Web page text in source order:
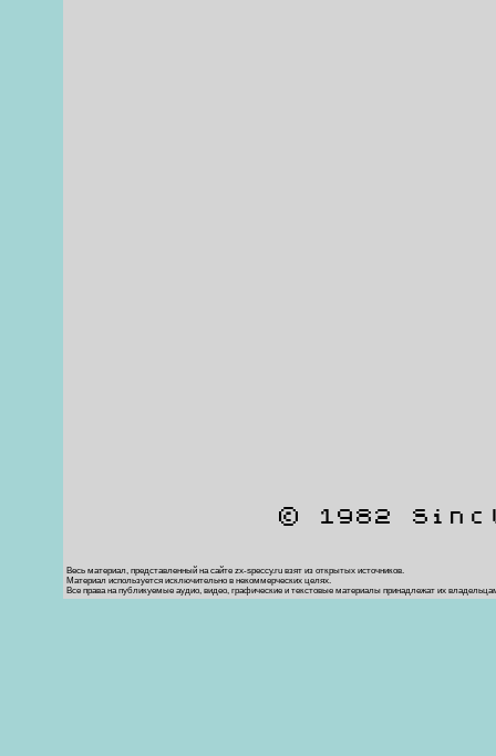
© 1982
Весь материал, представленный на сайте zx-speccy.ru взят из открытых источников.
Материал используется исключительно в некоммерческих целях.
Все права на публикуемые аудио, видео, графические и текстовые материалы принадлежат их